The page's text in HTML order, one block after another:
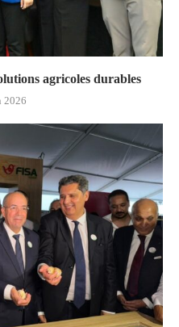
agricoles durables
2026